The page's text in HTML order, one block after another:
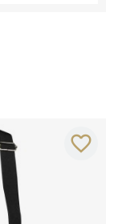
favorite_border